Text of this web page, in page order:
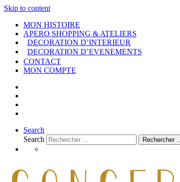
Skip to content
MON HISTOIRE
APERO SHOPPING & ATELIERS
DECORATION D’INTERIEUR
DECORATION D’EVENEMENTS
CONTACT
MON COMPTE
Search
Search
Rechercher …